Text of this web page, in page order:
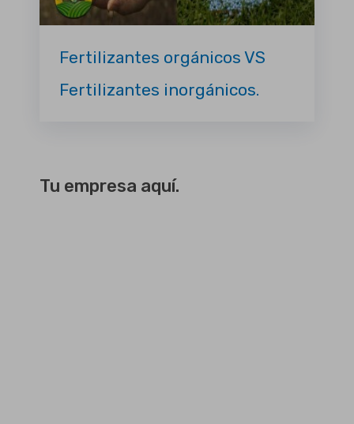
Fertilizantes orgánicos VS
Fertilizantes inorgánicos.
Tu empresa aquí.